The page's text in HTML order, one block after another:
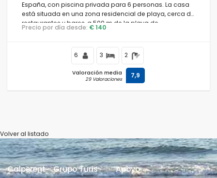
España, con piscina privada para 6 personas. La casa
está situada en una zona residencial de playa, cerca de
restaurantes y bares, a 500 m de la playa de
L'Almadrava y a 0,5 km del Mar Mediterráneo.
Precio por día desde: € 140
6 3 2
Valoración media
29 Valoraciones 7,9
Volver al listado
Calperent - Grupo Turis Apoyo